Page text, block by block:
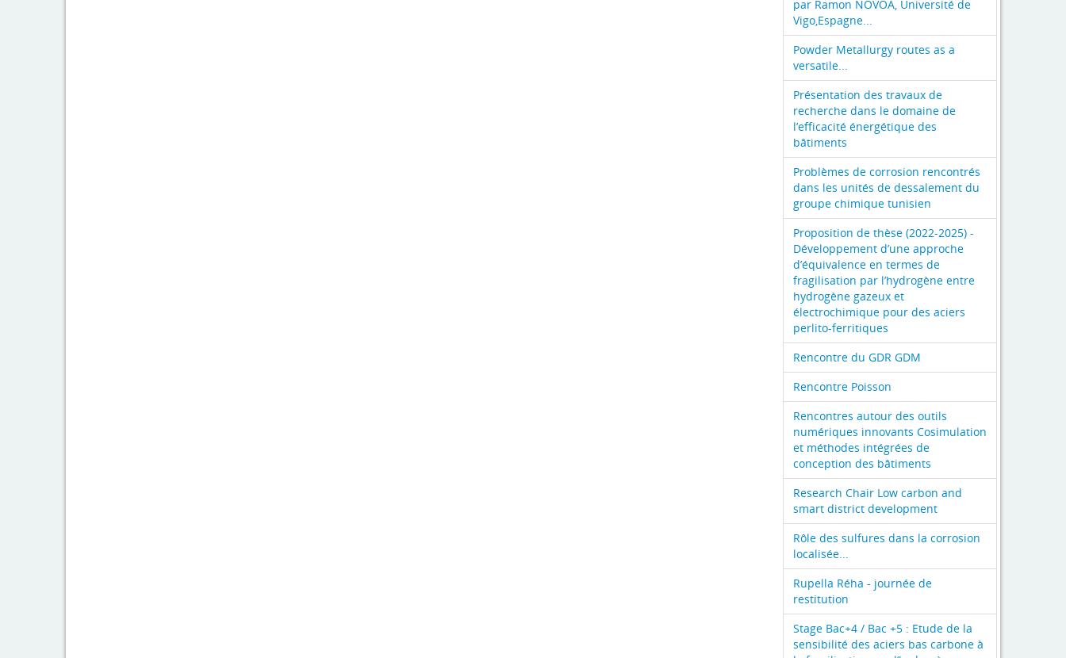
par Ramon NOVOA, Université de
Vigo,Espagne...
Powder Metallurgy routes as a
versatile...
Présentation des travaux de
recherche dans le domaine de
l’efficacité énergétique des
bâtiments
Problèmes de corrosion rencontrés
dans les unités de dessalement du
groupe chimique tunisien
Proposition de thèse (2022-2025) -
Développement d’une approche
d’équivalence en termes de
fragilisation par l’hydrogène entre
hydrogène gazeux et
électrochimique pour des aciers
perlito-ferritiques
Rencontre du GDR GDM
Rencontre Poisson
Rencontres autour des outils
numériques innovants Cosimulation
et méthodes intégrées de
conception des bâtiments
Research Chair Low carbon and
smart district development
Rôle des sulfures dans la corrosion
localisée...
Rupella Réha - journée de
restitution
Stage Bac+4 / Bac +5 : Etude de la
sensibilité des aciers bas carbone à